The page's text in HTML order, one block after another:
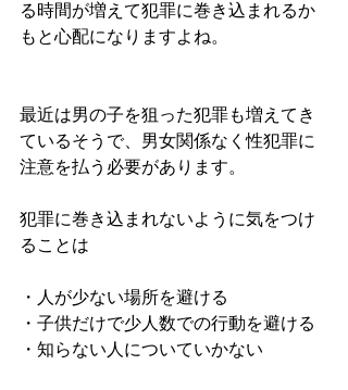
る時間が増えて犯罪に巻き込まれるか
もと心配になりますよね。
最近は男の子を狙った犯罪も増えてき
ているそうで、男女関係なく性犯罪に
注意を払う必要があります。
犯罪に巻き込まれないように気をつけ
ることは
・人が少ない場所を避ける
・子供だけで少人数での行動を避ける
・知らない人についていかない